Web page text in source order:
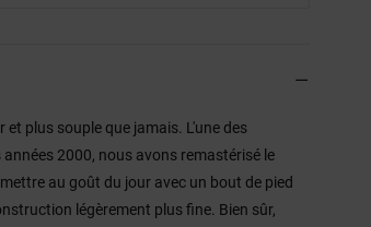
et plus souple que jamais. L'une des
années 2000, nous avons remastérisé le
au goût du jour avec un bout de pied
légèrement plus fine. Bien sûr,